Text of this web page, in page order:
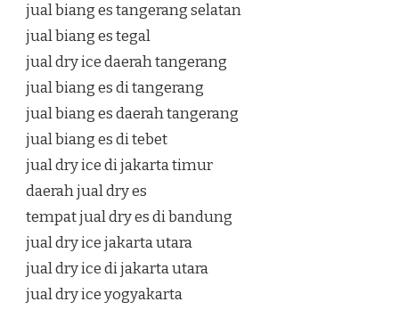
jual biang es tangerang selatan
jual biang es tegal
jual dry ice daerah tangerang
jual biang es di tangerang
jual biang es daerah tangerang
jual biang es di tebet
jual dry ice di jakarta timur
daerah jual dry es
tempat jual dry es di bandung
jual dry ice jakarta utara
jual dry ice di jakarta utara
jual dry ice yogyakarta